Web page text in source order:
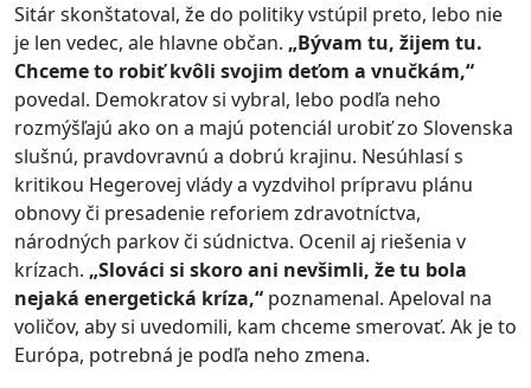
Sitár skonštatoval, že do politiky vstúpil preto, lebo nie
je len vedec, ale hlavne občan. „Bývam tu, žijem tu.
Chceme to robiť kvôli svojim deťom a vnučkám,“
povedal. Demokratov si vybral, lebo podľa neho
rozmýšľajú ako on a majú potenciál urobiť zo Slovenska
slušnú, pravdovravnú a dobrú krajinu. Nesúhlasí s
kritikou Hegerovej vlády a vyzdvihol prípravu plánu
obnovy či presadenie reforiem zdravotníctva,
národných parkov či súdnictva. Ocenil aj riešenia v
krízach. „Slováci si skoro ani nevšimli, že tu bola
nejaká energetická kríza,“ poznamenal. Apeloval na
voličov, aby si uvedomili, kam chceme smerovať. Ak je to
Európa, potrebná je podľa neho zmena.